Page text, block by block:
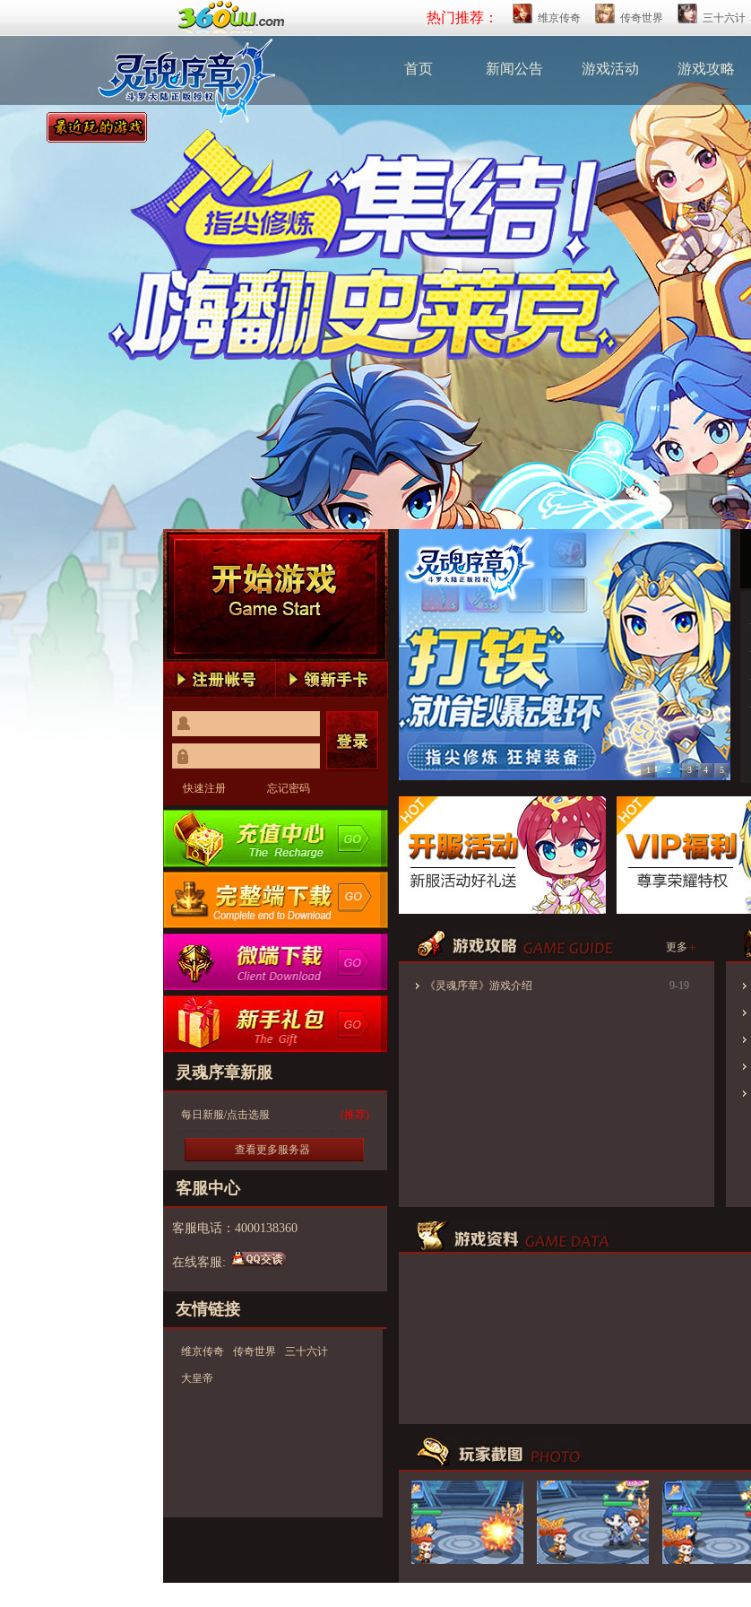
热门推荐： 维京传奇 传奇世界 三十六计
首页 新闻公告 游戏活动 游戏攻略
快速注册 忘记密码
灵魂序章新服
每日新服/点击选服 (推荐)
查看更多服务器
客服中心
客服电话：4000138360
在线客服:
友情链接
维京传奇 传奇世界 三十六计
大皇帝
灵魂序章1
灵魂序章2
灵魂序章3
灵魂序章4
灵魂序章5
1 2 3 4 5
更多 +
《灵魂序章》游戏介绍 9-19